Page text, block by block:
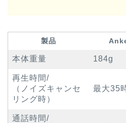
製品
本体重量 184g
再生時間/
（ノイズキャンセ
リング時）
最大35
通話時間/